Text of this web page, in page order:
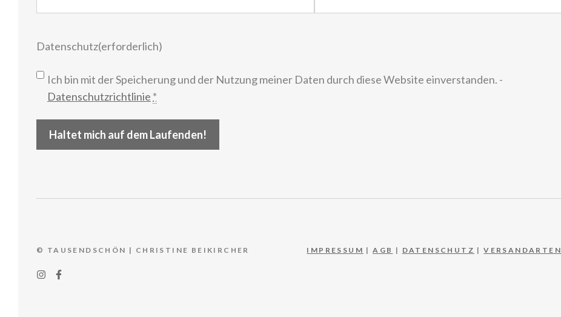
Datenschutz(erforderlich)
Ich bin mit der Speicherung und der Nutzung meiner Daten durch diese Website einverstanden. -
Datenschutzrichtlinie *
Haltet mich auf dem Laufenden!
© TAUSENDSCHÖN | CHRISTINE BEIKIRCHER IMPRESSUM |AGB | DATENSCHUTZ |VERSANDARTEN